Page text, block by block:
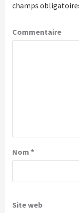
champs
Commentaire
Nom *
Site web